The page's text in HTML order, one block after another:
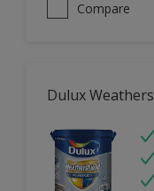
Compare
Dulux